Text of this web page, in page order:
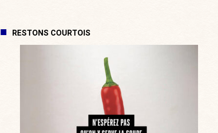
RESTONS COURTOIS